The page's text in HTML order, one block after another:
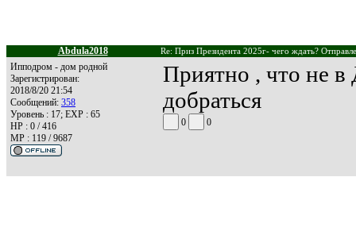
Abdula2018 Re: Приз Президента 2025г- чего ждать?
Ипподром - дом родной
Зарегистрирован:
2018/8/20 21:54
Сообщений: 358
Уровень : 17; EXP : 65
HP : 0 / 416
MP : 119 / 9687
Приятно , что не в
добраться
0 0